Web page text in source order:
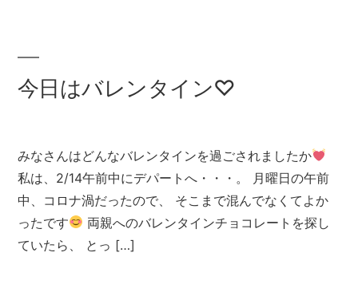
今日はバレンタイン♡
みなさんはどんなバレンタインを過ごされましたか
私は、2/14午前中にデパートへ・・・。 月曜日の午前
中、コロナ渦だったので、 そこまで混んでなくてよか
ったです
両親へのバレンタインチョコレートを探し
ていたら、 とっ […]